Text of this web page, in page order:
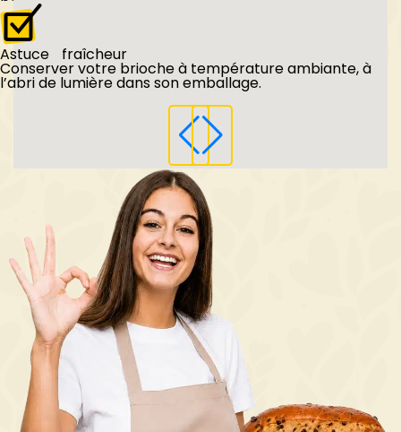
Astuce fraîcheur
Conserver votre brioche à température ambiante, à
l’abri de lumière dans son emballage.